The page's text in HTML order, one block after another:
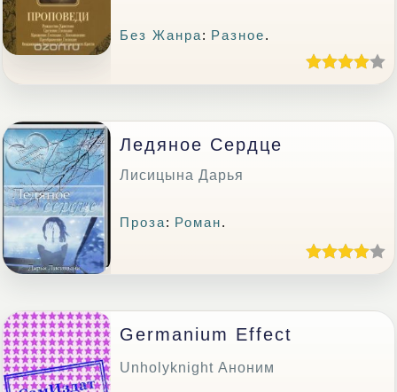
Без Жанра: Разное.
Ледяное Сердце
Лисицына Дарья
Проза: Роман.
Germanium Effect
Unholyknight Аноним